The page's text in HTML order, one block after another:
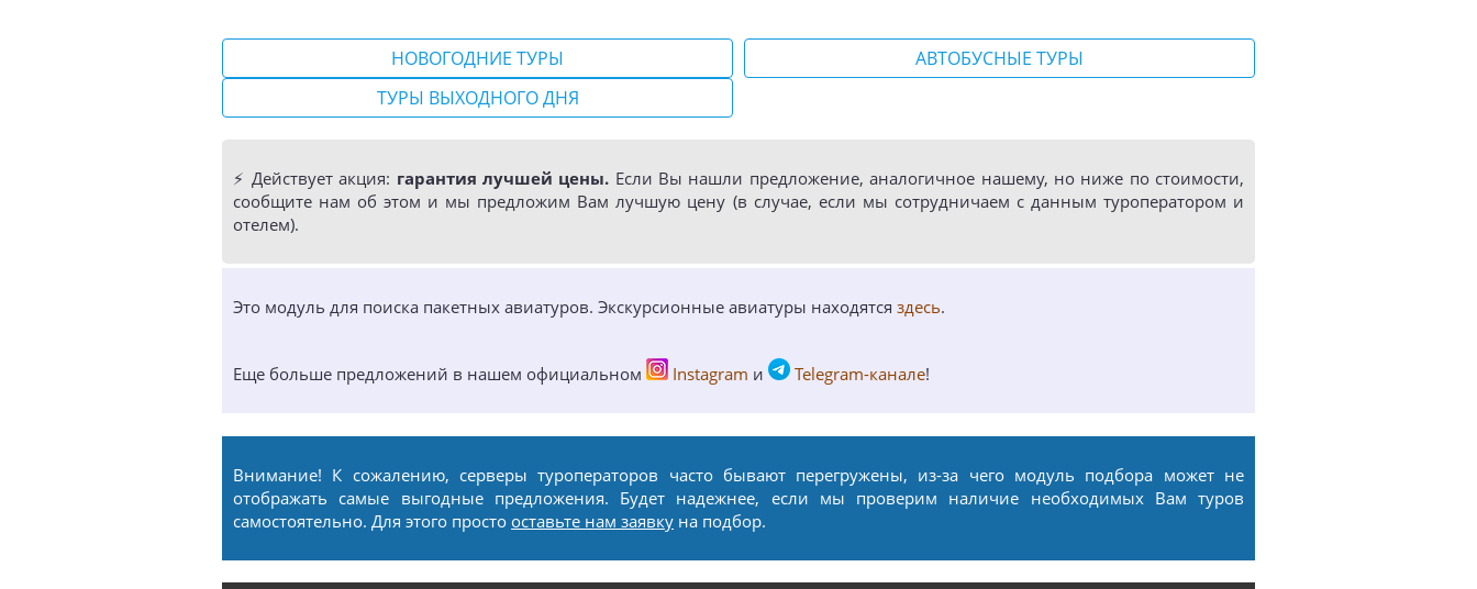
НОВОГОДНИЕ ТУРЫ
АВТОБУСНЫЕ ТУРЫ
ТУРЫ ВЫХОДНОГО ДНЯ
⚡️ Действует акция: гарантия лучшей цены. Если Вы нашли предложение, аналогичное нашему, но ниже по стоимости,
сообщите нам об этом и мы предложим Вам лучшую цену (в случае, если мы сотрудничаем с данным туроператором и
отелем).
Это модуль для поиска пакетных авиатуров. Экскурсионные авиатуры находятся здесь.
Еще больше предложений в нашем официальном Instagram и Telegram-канале!
Внимание! К сожалению, серверы туроператоров часто бывают перегружены, из-за чего модуль подбора может не
отображать самые выгодные предложения. Будет надежнее, если мы проверим наличие необходимых Вам туров
самостоятельно. Для этого просто оставьте нам заявку на подбор.